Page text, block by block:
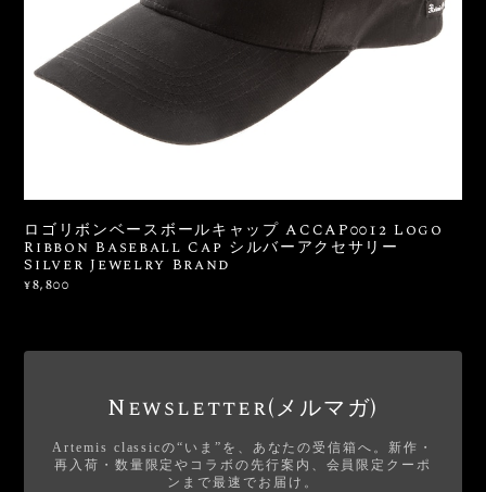
ロゴリボンベースボールキャップ ACCAP0012 Logo
Ribbon Baseball Cap シルバーアクセサリー
Silver Jewelry Brand
¥8,800
Newsletter(メルマガ)
Artemis classicの“いま”を、あなたの受信箱へ。新作・
再入荷・数量限定やコラボの先行案内、会員限定クーポ
ンまで最速でお届け。